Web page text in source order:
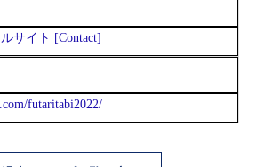
サイト [Contact]
futaritabi2022/